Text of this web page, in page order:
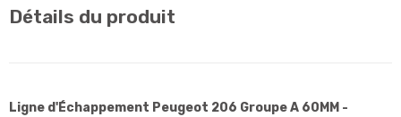
Détails du produit
Ligne d'Échappement Peugeot 206 Groupe A 60MM -